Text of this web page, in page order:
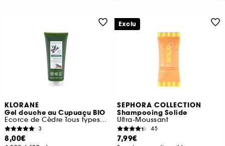
KLORANE
Gel douche au Cupuaçu BIO
Ecorce de Cèdre Tous types de peaux
3
8,00€
SEPHORA COLLECTION
Shampooing Solide
Ultra-Moussant
45
7,99€
Exclu